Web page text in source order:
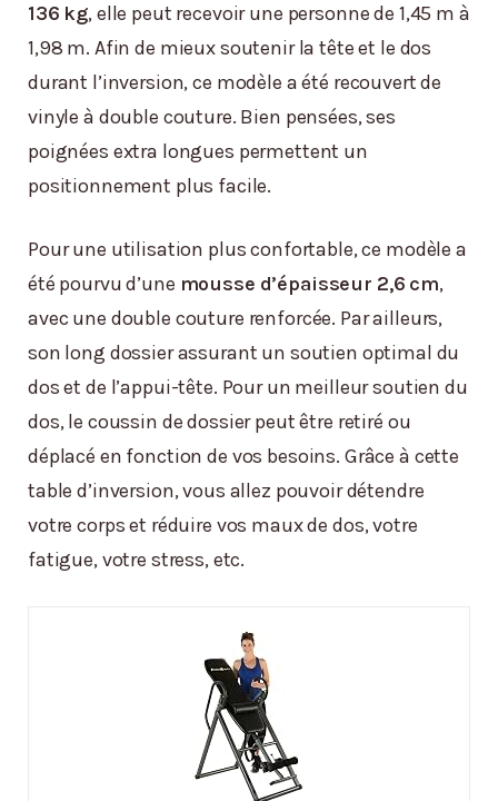
136 kg, elle peut recevoir une personne de 1,45 m à
1,98 m. Afin de mieux soutenir la tête et le dos
durant l’inversion, ce modèle a été recouvert de
vinyle à double couture. Bien pensées, ses
poignées extra longues permettent un
positionnement plus facile.
Pour une utilisation plus confortable, ce modèle a
été pourvu d’une mousse d’épaisseur 2,6 cm,
avec une double couture renforcée. Par ailleurs,
son long dossier assurant un soutien optimal du
dos et de l’appui-tête. Pour un meilleur soutien du
dos, le coussin de dossier peut être retiré ou
déplacé en fonction de vos besoins. Grâce à cette
table d’inversion, vous allez pouvoir détendre
votre corps et réduire vos maux de dos, votre
fatigue, votre stress, etc.